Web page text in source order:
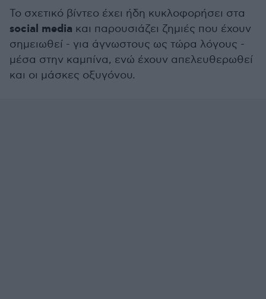
Το σχετικό βίντεο έχει ήδη κυκλοφορήσει στα
social media και παρουσιάζει ζημιές που έχουν
σημειωθεί - για άγνωστους ως τώρα λόγους -
μέσα στην καμπίνα, ενώ έχουν απελευθερωθεί
και οι μάσκες οξυγόνου.